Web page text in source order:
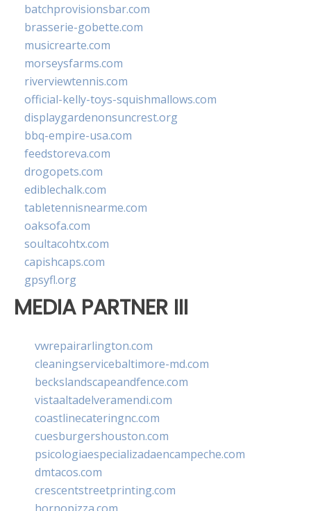
batchprovisionsbar.com
brasserie-gobette.com
musicrearte.com
morseysfarms.com
riverviewtennis.com
official-kelly-toys-squishmallows.com
displaygardenonsuncrest.org
bbq-empire-usa.com
feedstoreva.com
drogopets.com
ediblechalk.com
tabletennisnearme.com
oaksofa.com
soultacohtx.com
capishcaps.com
gpsyfl.org
MEDIA PARTNER III
vwrepairarlington.com
cleaningservicebaltimore-md.com
beckslandscapeandfence.com
vistaaltadelveramendi.com
coastlinecateringnc.com
cuesburgershouston.com
psicologiaespecializadaencampeche.com
dmtacos.com
crescentstreetprinting.com